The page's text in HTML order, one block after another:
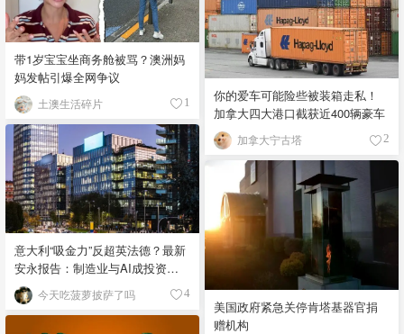
带1岁宝宝坐商务舱被骂？澳洲妈
妈发帖引爆全网争议
土澳生活碎片 1
你的爱车可能险些被装箱走私！
加拿大四大港口截获近400辆豪车
加拿大宁古塔 2
意大利“吸金力”反超英法德？最新
安永报告：制造业与AI成投资新
宠！ 今天吃菠萝披萨了吗 4
美国政府紧急关停肯塔基器官捐
赠机构